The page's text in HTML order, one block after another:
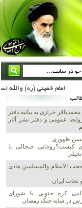
امام خمینی (ره) والله اسلام تمامش سیاست است؛ ***** امام شهید: به گفتار امام و کردار امام اهتمام بورزید ***** امام خمینی(ره): ان شاء الله ما اندوه دلمان را در وقت مناسب با انتقام از امریکا و آل سعود برطرف خواهیم ساخت و داغ
خرازی به بیانیه دفتر
عمومی و دفتر نشر آثار
حسن ظهوری
کیست؟روحانی جنجالی با
تخیلی
الاسلام والمسلمین هادی
نجات ایران
کره جنوبی با شورای
در سایه جنگ رمضان